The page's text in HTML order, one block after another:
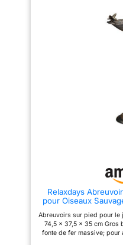
Relaxdays
pour Oiseaux
Abreuvoirs sur pied pour le
74,5 x 37,5 x 35 cm Gros
fonte de fer massive; pour